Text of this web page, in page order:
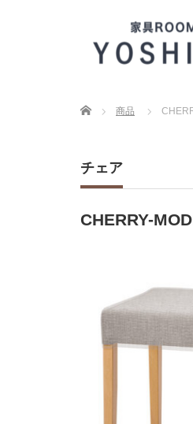
Home 商品
チェア
CHERRY-